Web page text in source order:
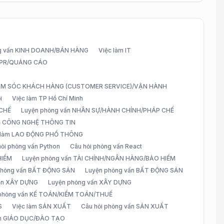
vấn KINH DOANH/BÁN HÀNG
Việc làm IT
QUẢNG CÁO
SÓC KHÁCH HÀNG (CUSTOMER SERVICE)/VẬN HÀNH
Việc làm TP Hồ Chí Minh
Luyện phỏng vấn NHÂN SỰ/HÀNH CHÍNH/PHÁP CHẾ
NGHỆ THÔNG TIN
LAO ĐỘNG PHỔ THÔNG
phỏng vấn Python
Câu hỏi phỏng vấn React
Luyện phỏng vấn TÀI CHÍNH/NGÂN HÀNG/BẢO HIỂM
vấn BẤT ĐỘNG SẢN
Luyện phỏng vấn BẤT ĐỘNG SẢN
XÂY DỰNG
Luyện phỏng vấn XÂY DỰNG
vấn KẾ TOÁN/KIỂM TOÁN/THUẾ
Việc làm SẢN XUẤT
Câu hỏi phỏng vấn SẢN XUẤT
GIÁO DỤC/ĐÀO TẠO